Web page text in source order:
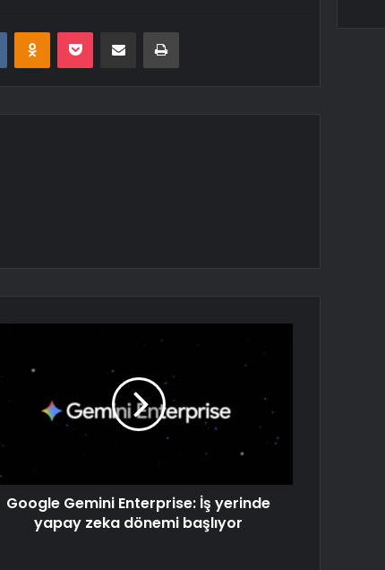
VKontakteOdnoklassniki
Pocket E-Posta ile paylaş Yazdır
Google Gemini Enterprise: İş yerinde
yapay zeka dönemi başlıyor